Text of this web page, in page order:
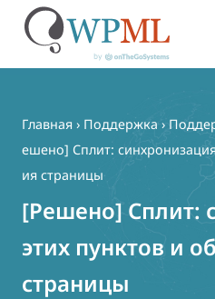
содержимому
Главная › Поддержка ›
ешено] Сплит:
ия страницы
[Решено] Сплит:
этих пунктов и
страницы